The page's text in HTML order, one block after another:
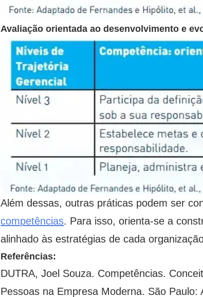
Avaliação orientada ao desenvolvimento e
Além dessas, outras práticas podem ser
competências. Para isso, orienta-se a
alinhado às estratégias de cada
Referências:
DUTRA, Joel Souza. Competências.
Pessoas na Empresa Moderna. São Paulo: